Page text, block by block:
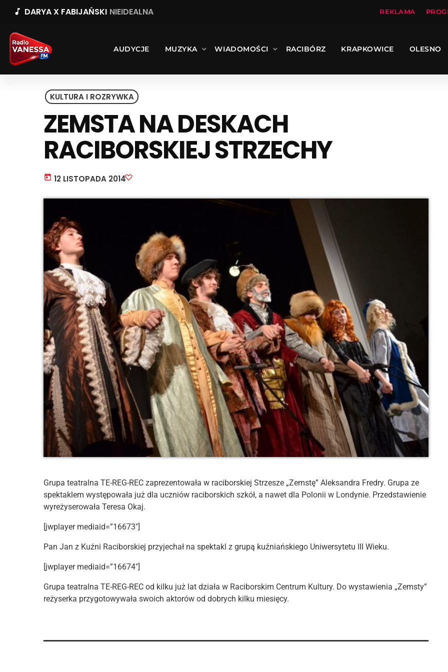
music_note DARYA X FABIJAŃSKI NIEIDEALNA REKLAMA
AUDYCJE MUZYKA WIADOMOŚCI RACIBÓRZ KRAPKOWICE OLESNO
KULTURA I ROZRYWKA
ZEMSTA NA DESKACH
RACIBORSKIEJ STRZECHY
today 12 LISTOPADA 2014
Grupa teatralna TE-REG-REC zaprezentowała w raciborskiej Strzesze „Zemstę” Aleksandra Fredry. Grupa ze
spektaklem występowała już dla uczniów raciborskich szkół, a nawet dla Polonii w Londynie. Przedstawienie
wyreżyserowała Teresa Okaj.
[jwplayer mediaid=”16673″]
Pan Jan z Kuźni Raciborskiej przyjechał na spektakl z grupą kuźniańskiego Uniwersytetu III Wieku.
[jwplayer mediaid=”16674″]
Grupa teatralna TE-REG-REC od kilku już lat działa w Raciborskim Centrum Kultury. Do wystawienia „Zemsty”
reżyserka przygotowywała swoich aktorów od dobrych kilku miesięcy.